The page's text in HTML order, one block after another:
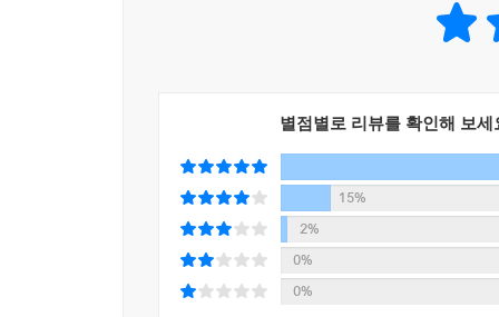
·시리즈는 잘 보지 않는데, 이 책은 신간을 기다렸
별점별로 리뷰를 확인해 보세
15%
2%
0%
0%